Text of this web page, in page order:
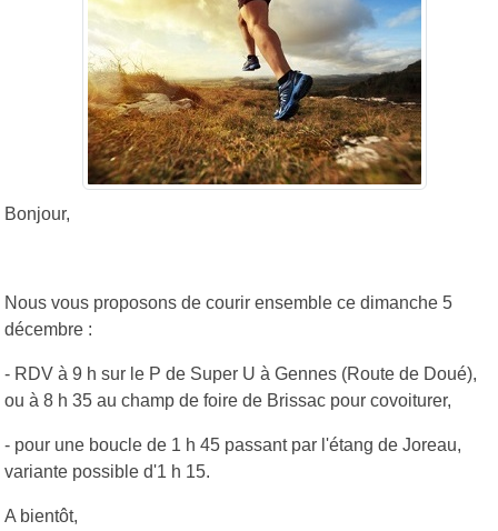
Bonjour,
Nous vous proposons de courir ensemble ce dimanche 5
décembre :
- RDV à 9 h sur le P de Super U à Gennes (Route de Doué),
ou à 8 h 35 au champ de foire de Brissac pour covoiturer,
- pour une boucle de 1 h 45 passant par l'étang de Joreau,
variante possible d'1 h 15.
A bientôt,